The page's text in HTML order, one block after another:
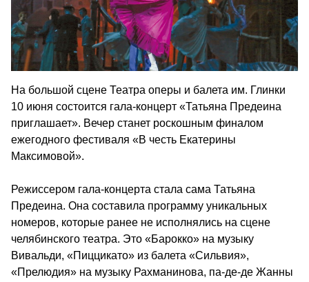
На большой сцене Театра оперы и балета им. Глинки
10 июня состоится гала-концерт «Татьяна Предеина
приглашает». Вечер станет роскошным финалом
ежегодного фестиваля «В честь Екатерины
Максимовой».
Режиссером гала-концерта стала сама Татьяна
Предеина. Она составила программу уникальных
номеров, которые ранее не исполнялись на сцене
челябинского театра. Это «Барокко» на музыку
Вивальди, «Пиццикато» из балета «Сильвия»,
«Прелюдия» на музыку Рахманинова, па-де-де Жанны